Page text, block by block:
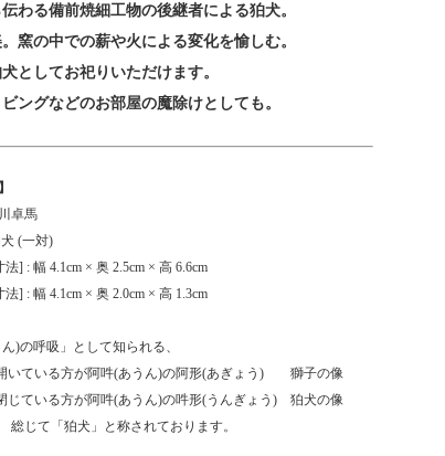
わる備前焼細工物の後継者による狛犬。
窯の中での薪や火による変化を愉しむ。
としてお祀りいただけます。
ングなどのお部屋の魔除けとしても。
卓馬
犬 (一対)
法] : 幅 4.1cm × 奥 2.5cm × 高 6.6cm
法] : 幅 4.1cm × 奥 2.0cm × 高 1.3cm
ん)の呼吸」として知られる、
いている方が阿吽(あうん)の阿形(あぎょう) 獅子の像
じている方が阿吽(あうん)の吽形(うんぎょう) 狛犬の像
じて「狛犬」と称されております。